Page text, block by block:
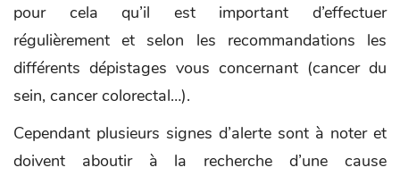
pour cela qu’il est important d’effectuer
régulièrement et selon les recommandations les
différents dépistages vous concernant (cancer du
sein, cancer colorectal…).
Cependant plusieurs signes d’alerte sont à noter et
doivent aboutir à la recherche d’une cause